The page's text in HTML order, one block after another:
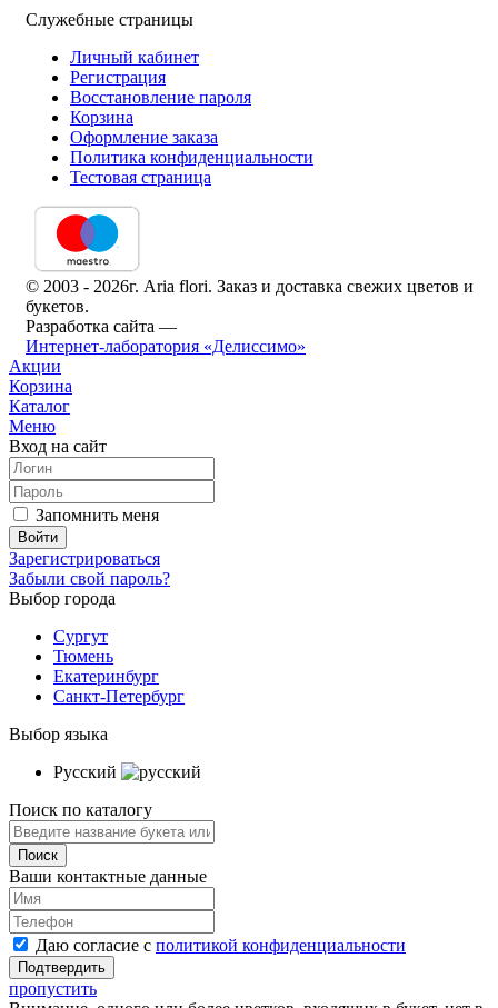
Служебные страницы
Личный кабинет
Регистрация
Восстановление пароля
Корзина
Оформление заказа
Политика конфиденциальности
Тестовая страница
© 2003 - 2026г. Aria flori. Заказ и доставка свежих цветов и
букетов.
Разработка сайта —
Интернет-лаборатория «Делиссимо»
Акции
Корзина
Каталог
Меню
Вход на сайт
Запомнить меня
Зарегистрироваться
Забыли свой пароль?
Выбор города
Сургут
Тюмень
Екатеринбург
Санкт-Петербург
Выбор языка
Русский
Поиск по каталогу
Ваши контактные данные
Даю согласие с политикой конфиденциальности
пропустить